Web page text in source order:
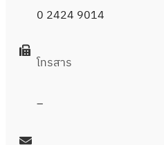
0 2424 9014
โทรสาร
–